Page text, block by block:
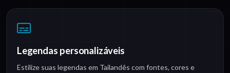
Legendas personalizáveis
Estilize suas legendas em Tailandês com fontes, cores e